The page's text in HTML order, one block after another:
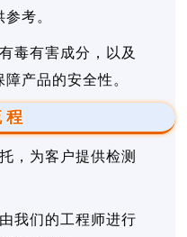
考。
毒有害成分，以及
产品的安全性。
，为客户提供检测
我们的工程师进行